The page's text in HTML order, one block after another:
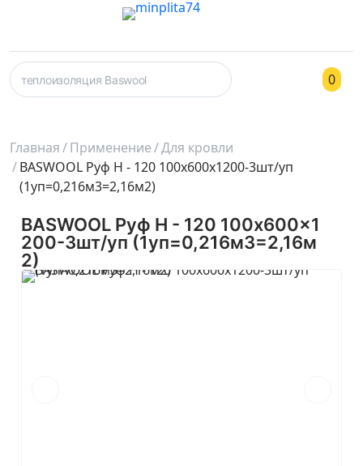
0
Главная Применение Для кровли
BASWOOL Руф Н - 120 100x600x1200-3шт/уп
(1уп=0,216м3=2,16м2)
BASWOOL Руф Н - 120 100x600x1
200-3шт/уп (1уп=0,216м3=2,16м
2)